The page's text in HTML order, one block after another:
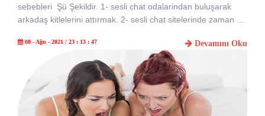
sebebleri Şü Şekildir. 1- sesli chat odalarindan buluşarak
arkadaş kitlelerini attırmak. 2- sesli chat sitelerinde zaman ...
Devamını Oku
08 - Ağu - 2021 / 23 : 13 : 47